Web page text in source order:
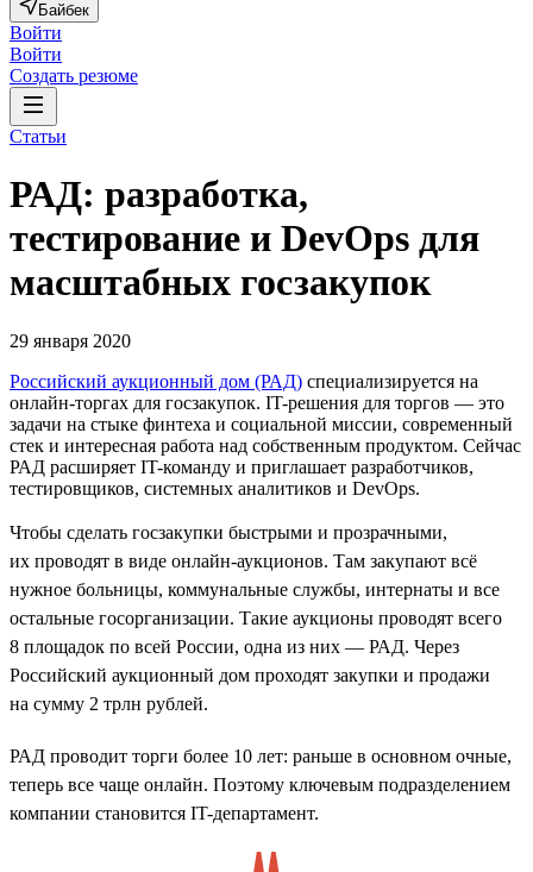
Байбек
Войти
Войти
Создать резюме
Статьи
РАД: разработка,
тестирование и DevOps для
масштабных госзакупок
29 января 2020
Российский аукционный дом (РАД) специализируется на
онлайн-торгах для госзакупок. IT-решения для торгов — это
задачи на стыке финтеха и социальной миссии, современный
стек и интересная работа над собственным продуктом. Сейчас
РАД расширяет IT-команду и приглашает разработчиков,
тестировщиков, системных аналитиков и DevOps.
Чтобы сделать госзакупки быстрыми и прозрачными,
их проводят в виде онлайн-аукционов. Там закупают всё
нужное больницы, коммунальные службы, интернаты и все
остальные госорганизации. Такие аукционы проводят всего
8 площадок по всей России, одна из них — РАД. Через
Российский аукционный дом проходят закупки и продажи
на сумму 2 трлн рублей.
РАД проводит торги более 10 лет: раньше в основном очные,
теперь все чаще онлайн. Поэтому ключевым подразделением
компании становится IT-департамент.